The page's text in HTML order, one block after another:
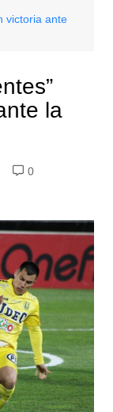
victoria ante
la
0